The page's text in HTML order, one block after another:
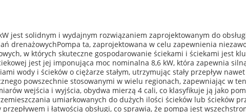
jest solidnym i wydajnym rozwiązaniem zaprojektowanym do
drenażowychPompa ta, zaprojektowana w celu zapewnienia
w których skuteczne gospodarowanie ściekami i ściekami jest
jest jej imponująca moc nominalna 8,6 kW, która zapewnia
wody i ścieków o ciężarze stałym, utrzymując stały przepływ
powszechnie stosowanymi w wielu regionach, zapewniając w
wejścia i wyjścia, obydwa mierzą 4 cali, co klasyfikuje ją jako
umiarkowanych do dużych ilości ścieków lub ścieków
i łatwością obsługi, co sprawia, że pompa jest